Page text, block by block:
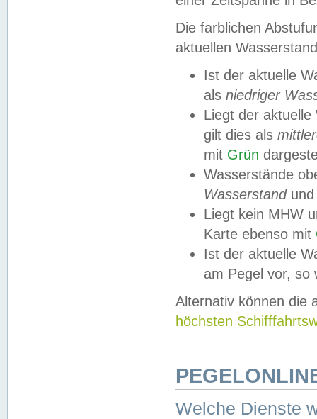
Die farblichen
aktuellen
Ist der aktuelle
als niedriger
Liegt der
gilt dies als
mit Grün
Wasserstände
Wasserstandund
Liegt kein MHW
Karte ebenso mit
Ist der aktuelle
am Pegel vor,
Alternativ können die
höchsten
Welche Dienste